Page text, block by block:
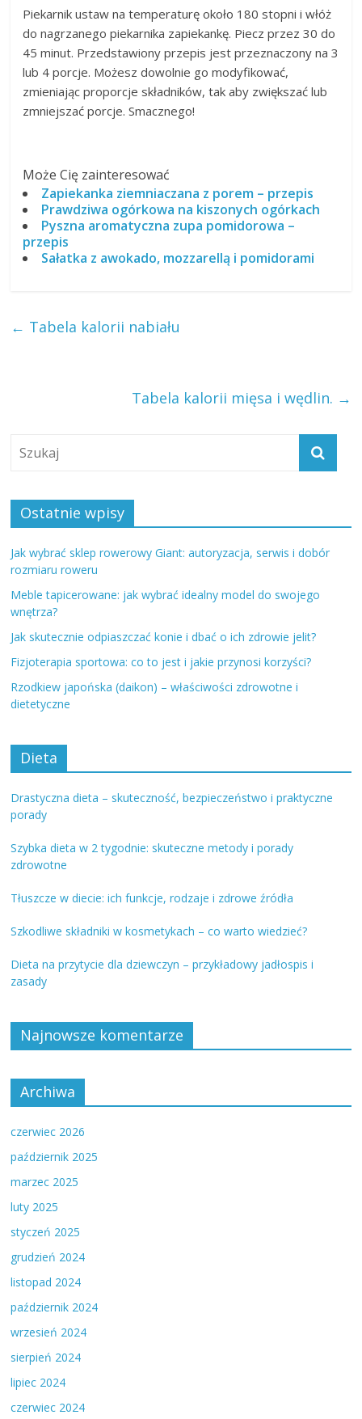
Piekarnik ustaw na temperaturę około 180 stopni i włóż
do nagrzanego piekarnika zapiekankę. Piecz przez 30 do
45 minut. Przedstawiony przepis jest przeznaczony na 3
lub 4 porcje. Możesz dowolnie go modyfikować,
zmieniając proporcje składników, tak aby zwiększać lub
zmniejszać porcje. Smacznego!
Może Cię zainteresować
Zapiekanka ziemniaczana z porem – przepis
Prawdziwa ogórkowa na kiszonych ogórkach
Pyszna aromatyczna zupa pomidorowa –
przepis
Sałatka z awokado, mozzarellą i pomidorami
← Tabela kalorii nabiału
Tabela kalorii mięsa i wędlin. →
Ostatnie wpisy
Jak wybrać sklep rowerowy Giant: autoryzacja, serwis i dobór
rozmiaru roweru
Meble tapicerowane: jak wybrać idealny model do swojego
wnętrza?
Jak skutecznie odpiaszczać konie i dbać o ich zdrowie jelit?
Fizjoterapia sportowa: co to jest i jakie przynosi korzyści?
Rzodkiew japońska (daikon) – właściwości zdrowotne i
dietetyczne
Dieta
Drastyczna dieta – skuteczność, bezpieczeństwo i praktyczne
porady
Szybka dieta w 2 tygodnie: skuteczne metody i porady
zdrowotne
Tłuszcze w diecie: ich funkcje, rodzaje i zdrowe źródła
Szkodliwe składniki w kosmetykach – co warto wiedzieć?
Dieta na przytycie dla dziewczyn – przykładowy jadłospis i
zasady
Najnowsze komentarze
Archiwa
czerwiec 2026
październik 2025
marzec 2025
luty 2025
styczeń 2025
grudzień 2024
listopad 2024
październik 2024
wrzesień 2024
sierpień 2024
lipiec 2024
czerwiec 2024